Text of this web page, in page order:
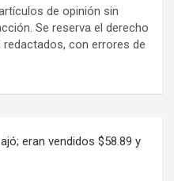
de opinión sin
Se reserva el derecho
con errores de
eran vendidos $58.89 y